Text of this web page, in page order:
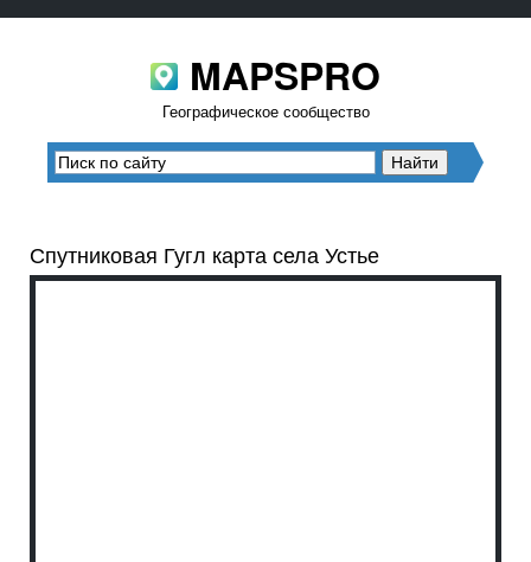
MAPSPRO
Географическое сообщество
Спутниковая Гугл карта села Устье